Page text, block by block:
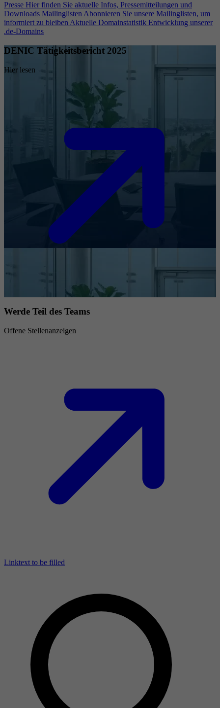
Presse Hier finden Sie aktuelle Infos, Pressemitteilungen und
Downloads Mailinglisten Abonnieren Sie unsere Mailinglisten, um
informiert zu bleiben Aktuelle Domainstatistik Entwicklung unserer
.de-Domains
DENIC Tätigkeitsbericht 2025
Hier lesen
Werde Teil des Teams
Offene Stellenanzeigen
Linktext to be filled